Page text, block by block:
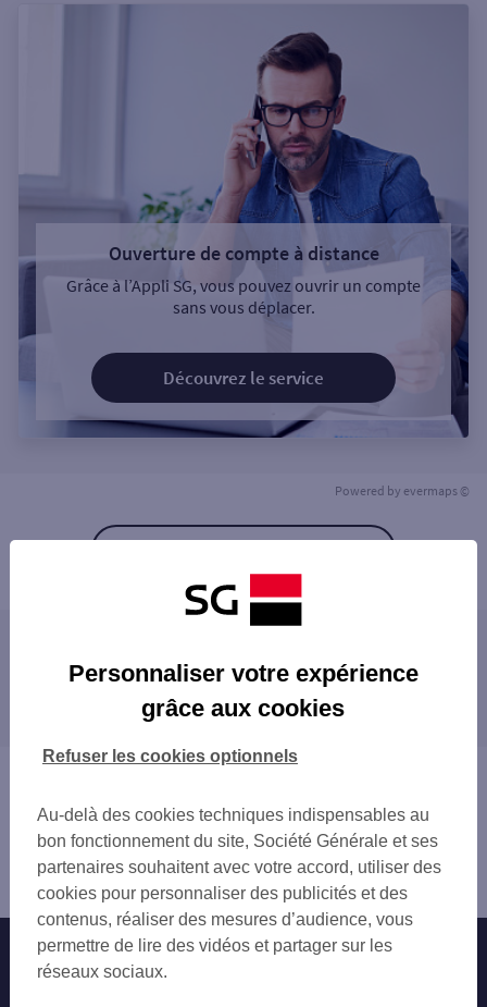
Ouverture de compte à distance
Grâce à l’Appli SG, vous pouvez ouvrir un compte
sans vous déplacer.
Découvrez le service
Powered by evermaps ©
Les agences SG dans les villes à proximité
Biscarrosse
Agence BISCARROSSE
Nos engagements Nous contacter
Personnaliser votre expérience
grâce aux cookies
Au-delà des cookies techniques indispensables au
bon fonctionnement du site, Société Générale et ses
partenaires souhaitent avec votre accord, utiliser des
cookies pour personnaliser des publicités et des
contenus, réaliser des mesures d’audience, vous
permettre de lire des vidéos et partager sur les
réseaux sociaux.
Refuser les cookies optionnels